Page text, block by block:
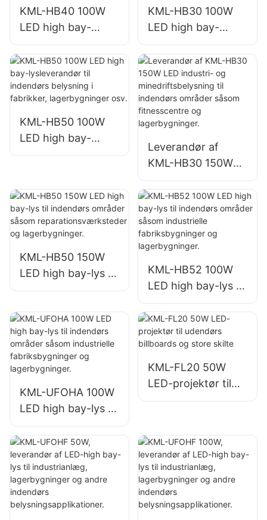
KML-HB40 100W
LED high bay-
lysleverandør til
indendørs
belysning i
fabrikker,
KML-HB30 100W
LED high bay-
lysleverandør til
indendørs
belysning i
fabrikker,
lagerbygninger osv.
KML-HB50 100W
LED high bay-
lysleverandør til
belysning i
fabrikker,
lagerbygninger osv.
Leverandør af
KML-HB30 150W
LED industri- og
minedriftsbelysning
til indendørs
områder såsom
fitnesscentre og
KML-HB50 150W
LED high bay-lys til
indendørs områder
reparationsværkste
der og
lagerbygninger.
KML-HB52 100W
LED high bay-lys til
indendørs områder
såsom industrielle
fabriksbygninger
og lagerbygninger.
KML-UFOHA 100W
LED high bay-lys til
indendørs områder
såsom industrielle
fabriksbygninger
og lagerbygninger.
KML-FL20 50W
LED-projektør til
udendørs billboards